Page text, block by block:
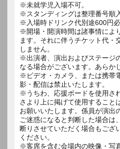
※未就学児入場不可。
※スタンディングは整理番号順
※入場時ドリンク代別途600円必
※開場・開演時間は諸事情によ
ます。それに伴うチケット代・
しません。
※出演者、演出およびステージ
なる場合がございます。あらか
※ビデオ・カメラ、または携帯
影・配信は禁止いたします。
※うちわ、応援ボードを使用さ
さより上に掲げて使用すること
お願いいたします。係員が演出
ご迷惑になると判断した場合は
断りさせていただく場合もござ
ください。
※客席を含む会場内の映像・写